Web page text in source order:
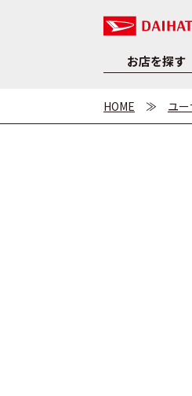
お店を探す
HOME ユ